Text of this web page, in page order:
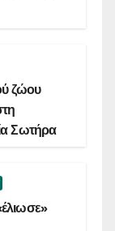
ζώου
Σωτήρα